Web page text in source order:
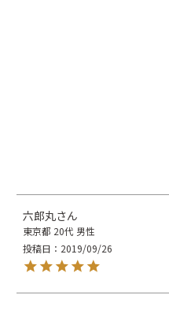
六郎丸
東京都 20代 男性
投稿日
2019/09/26